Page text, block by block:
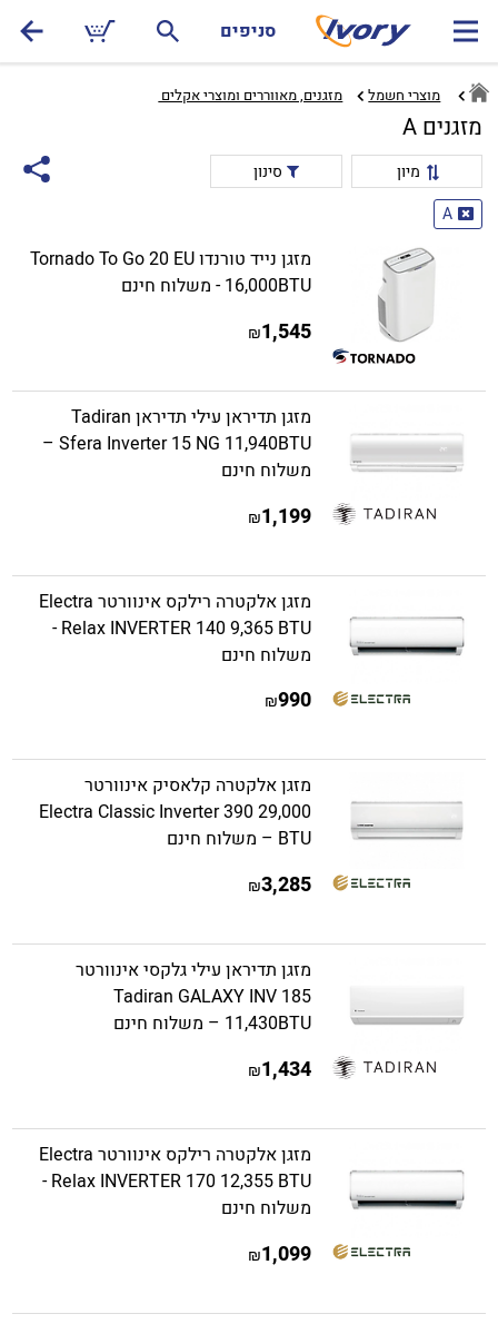
סניפים
מוצרי חשמל מזגנים, מאווררים ומוצרי אקלים ‏
מזגנים A
מיון
סינון
A
מזגן נייד טורנדו Tornado To Go 20 EU
16,000BTU - משלוח חינם
1,545
₪
מזגן תדיראן עילי תדיראן Tadiran
Sfera Inverter 15 NG 11,940BTU –
משלוח חינם
1,199
₪
מזגן אלקטרה רילקס אינוורטר Electra
Relax INVERTER 140 9,365 BTU -
משלוח חינם
990
₪
מזגן אלקטרה קלאסיק אינוורטר
Electra Classic Inverter 390 29,000
BTU – משלוח חינם
3,285
₪
מזגן תדיראן עילי גלקסי אינוורטר
Tadiran GALAXY INV 185
11,430BTU – משלוח חינם
1,434
₪
מזגן אלקטרה רילקס אינוורטר Electra
Relax INVERTER 170 12,355 BTU -
משלוח חינם
1,099
₪